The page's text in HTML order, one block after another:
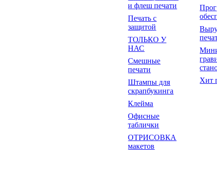
и флеш печати
Печать с
защитой
ТОЛЬКО У
НАС
Смешные
печати
Штампы для
скрапбукинга
Клейма
Офисные
таблички
ОТРИСОВКА
макетов
Хит